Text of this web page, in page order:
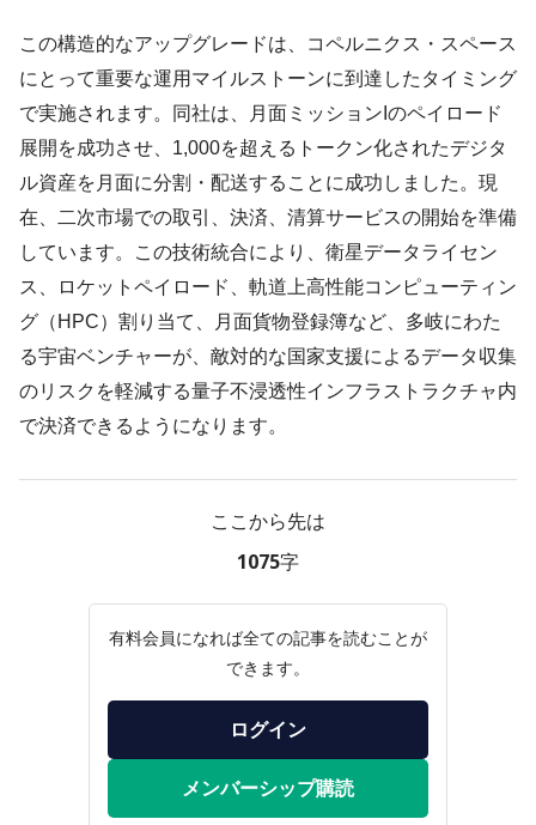
この構造的なアップグレードは、コペルニクス・スペース
にとって重要な運用マイルストーンに到達したタイミング
で実施されます。同社は、月面ミッションIのペイロード
展開を成功させ、1,000を超えるトークン化されたデジタ
ル資産を月面に分割・配送することに成功しました。現
在、二次市場での取引、決済、清算サービスの開始を準備
しています。この技術統合により、衛星データライセン
ス、ロケットペイロード、軌道上高性能コンピューティン
グ（HPC）割り当て、月面貨物登録簿など、多岐にわた
る宇宙ベンチャーが、敵対的な国家支援によるデータ収集
のリスクを軽減する量子不浸透性インフラストラクチャ内
で決済できるようになります。
ここから先は
1075字
有料会員になれば全ての記事を読むことが
できます。
ログイン
メンバーシップ購読